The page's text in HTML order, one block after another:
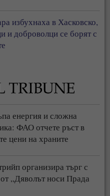
избухнаха в Хасковско,
и доброволци се борят с
енергия и сложна
ФАО отчете ръст в
цени на храните
организира търг с
„Дяволът носи Прада